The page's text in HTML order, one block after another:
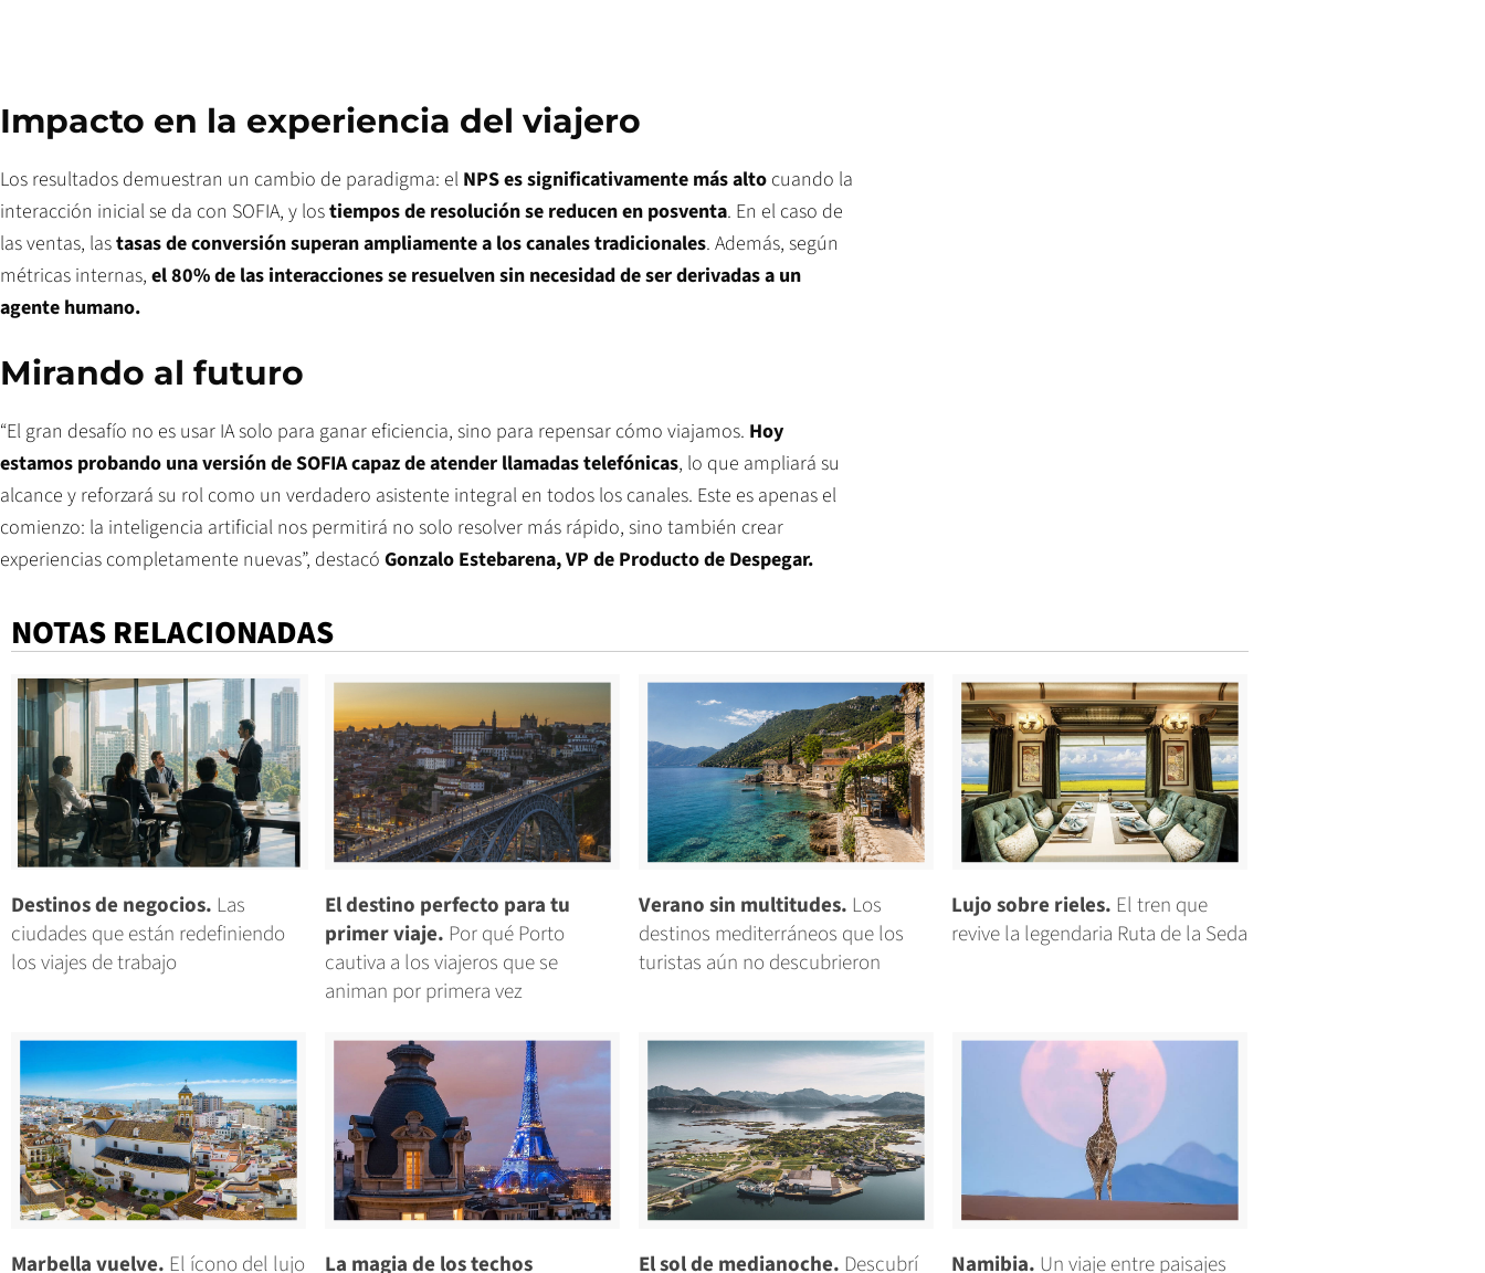
Impacto en la experiencia del viajero
Los resultados demuestran un cambio de paradigma: el NPS es significativamente más alto cuando la
interacción inicial se da con SOFIA, y lostiempos de resolución se reducen en posventa. En el caso de
las ventas, lastasas de conversión superan ampliamente a los canales tradicionales. Además, según
métricas internas, el 80% de las interacciones se resuelven sin necesidad de ser derivadas a un
agente humano.
Mirando al futuro
“El gran desafío no es usar IA solo para ganar eficiencia, sino para repensar cómo viajamos. Hoy
estamos probando una versión de SOFIA capaz de atender llamadas telefónicas, lo que ampliará su
alcance y reforzará su rol como un verdadero asistente integral en todos los canales. Este es apenas el
comienzo: la inteligencia artificial nos permitirá no solo resolver más rápido, sino también crear
experiencias completamente nuevas”, destacó Gonzalo Estebarena, VP de Producto de Despegar.
NOTAS RELACIONADAS
Destinos de negocios. Las
ciudades que están redefiniendo
los viajes de trabajo
El destino perfecto para tu
primer viaje. Por qué Porto
cautiva a los viajeros que se
animan por primera vez
Verano sin multitudes. Los
destinos mediterráneos que los
turistas aún no descubrieron
Lujo sobre rieles. El tren que
revive la legendaria Ruta de la Seda
Marbella vuelve. El ícono del lujo La magia de los techos El sol de medianoche. Descubrí Namibia. Un viaje entre paisajes